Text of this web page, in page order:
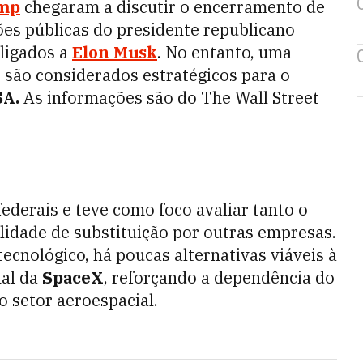
chegaram a discutir o encerramento de
públicas do presidente republicano
aElon Musk. No entanto, uma
considerados estratégicos para o
As informações são do The Wall Street
e teve como foco avaliar tanto o
de substituição por outras empresas.
há poucas alternativas viáveis à
da SpaceX, reforçando a dependência do
setor aeroespacial.